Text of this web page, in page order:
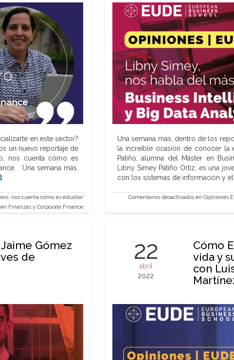
en este sector?
un nuevo reportaje de
nos cuenta cómo es
Una semana más,
nos cuenta cómo es estudiar
Finanzas y Corporate Finance
Una semana más, dentro de los
la increíble ocasión de conocer la
Patiño, alumna del Máster en
Libny Simey Patiño Ortiz, es una
con los sistemas de información y el
Comentarios desactivados en Opiniones
Gómez
de
22
abril
2022
Cómo
vida y
con